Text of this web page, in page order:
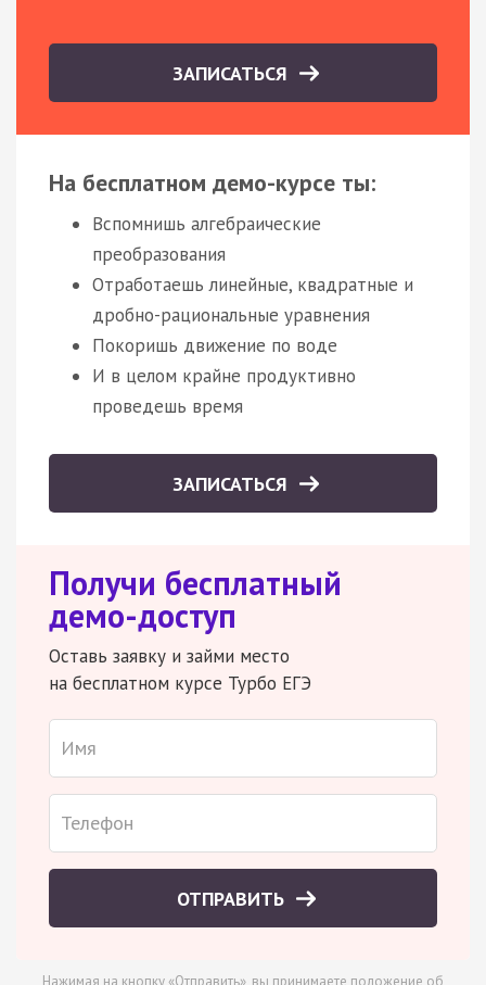
ЗАПИСАТЬСЯ
На бесплатном демо-курсе ты:
Вспомнишь алгебраические
преобразования
Отработаешь линейные, квадратные и
дробно-рациональные уравнения
Покоришь движение по воде
И в целом крайне продуктивно
проведешь время
ЗАПИСАТЬСЯ
Получи бесплатный
демо-доступ
Оставь заявку и займи место
на бесплатном курсе Турбо ЕГЭ
ОТПРАВИТЬ
Нажимая на кнопку «Отправить», вы принимаете положение об